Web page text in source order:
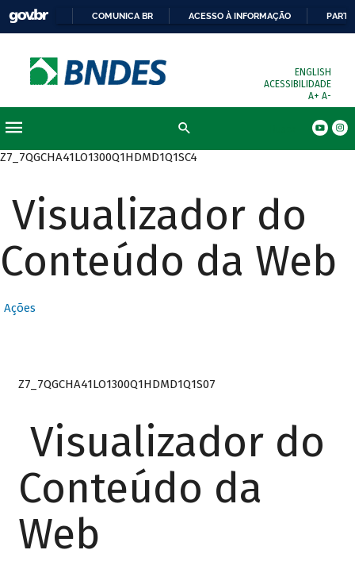
COMUNICA BR ACESSO À INFORMAÇÃO
ENGLISH
ACESSIBILIDADE
A+ A-
Z7_7QGCHA41LO1300Q1HDMD1Q1SC4
Visualizador do
Conteúdo da Web
Ações
Z7_7QGCHA41LO1300Q1HDMD1Q1S07
Visualizador do
Conteúdo da
Web